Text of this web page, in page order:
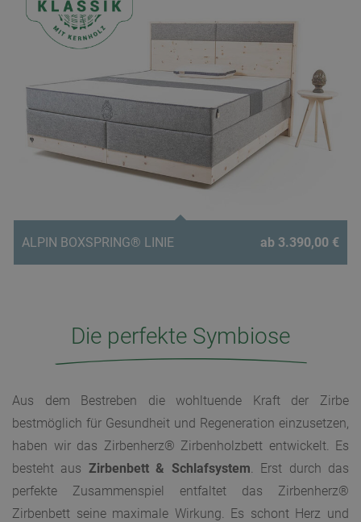
ALPIN BOXSPRING® LINIE ab 3.390,00 €
Die perfekte Symbiose
Aus dem Bestreben die wohltuende Kraft der Zirbe
bestmöglich für Gesundheit und Regeneration einzusetzen,
haben wir das Zirbenherz® Zirbenholzbett entwickelt. Es
besteht aus Zirbenbett & Schlafsystem. Erst durch das
perfekte Zusammenspiel entfaltet das Zirbenherz®
Zirbenbett seine maximale Wirkung. Es schont Herz und